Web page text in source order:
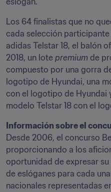
Los 64 finalistas que no
cada selección
adidas Telstar 18, el balón
2018, un lote premium de
compuesto por una gorra
logotipo de Hyundai, una
con el logotipo de Hyundai
modelo Telstar 18 con el
Información sobre el
Desde 2006, el concurso
proporcionando a los
oportunidad de expresar
de eslóganes para cada
nacionales representadas